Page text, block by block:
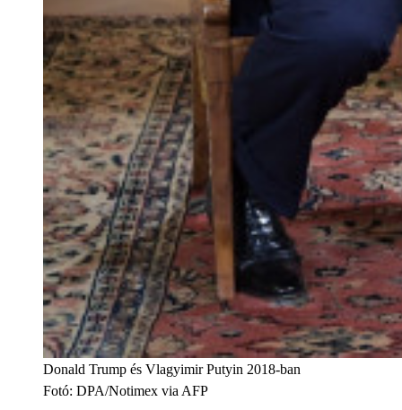
Donald Trump és Vlagyimir Putyin 2018-ban
Fotó: DPA/Notimex via AFP